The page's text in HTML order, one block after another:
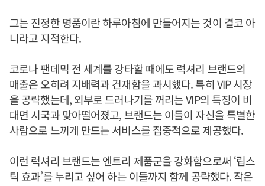
그는 진정한 명품이란 하루아침에 만들어지는 것이 결코 아
니라고 지적한다.
코로나 팬데믹 전 세계를 강타할 때에도 력셔리 브랜드의
매출은 오히려 지배력과 건재함을 과시했다. 특히 VIP 시장
을 공략했는데, 외부로 드러나기를 꺼리는 VIP의 특징이 비
대면 시국과 맞아떨어졌고, 브랜드는 이들이 자신을 특별한
사람으로 느끼게 만드는 서비스를 집중적으로 제공했다.
이런 럭셔리 브랜드는 엔트리 제품군을 강화함으로써 ‘립스
틱 효과’를 누리고 싶어 하는 이들까지 함께 공략했다. 작은